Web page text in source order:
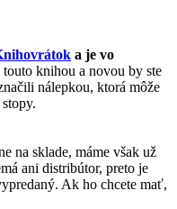
a je vo
knihou a novou by ste
nálepkou, ktorá môže
na sklade, máme však už
ani distribútor, preto je
Ak ho chcete mať,